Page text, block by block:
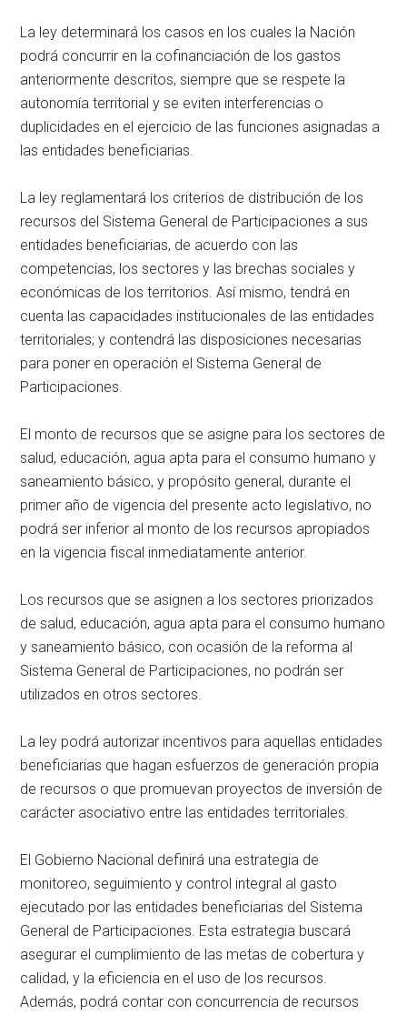
La ley determinará los casos en los cuales la Nación
podrá concurrir en la cofinanciación de los gastos
anteriormente descritos, siempre que se respete la
autonomía territorial y se eviten interferencias o
duplicidades en el ejercicio de las funciones asignadas a
las entidades beneficiarias.
La ley reglamentará los criterios de distribución de los
recursos del Sistema General de Participaciones a sus
entidades beneficiarias, de acuerdo con las
competencias, los sectores y las brechas sociales y
económicas de los territorios. Así mismo, tendrá en
cuenta las capacidades institucionales de las entidades
territoriales; y contendrá las disposiciones necesarias
para poner en operación el Sistema General de
Participaciones.
El monto de recursos que se asigne para los sectores de
salud, educación, agua apta para el consumo humano y
saneamiento básico, y propósito general, durante el
primer año de vigencia del presente acto legislativo, no
podrá ser inferior al monto de los recursos apropiados
en la vigencia fiscal inmediatamente anterior.
Los recursos que se asignen a los sectores priorizados
de salud, educación, agua apta para el consumo humano
y saneamiento básico, con ocasión de la reforma al
Sistema General de Participaciones, no podrán ser
utilizados en otros sectores.
La ley podrá autorizar incentivos para aquellas entidades
beneficiarias que hagan esfuerzos de generación propia
de recursos o que promuevan proyectos de inversión de
carácter asociativo entre las entidades territoriales.
El Gobierno Nacional definirá una estrategia de
monitoreo, seguimiento y control integral al gasto
ejecutado por las entidades beneficiarias del Sistema
General de Participaciones. Esta estrategia buscará
asegurar el cumplimiento de las metas de cobertura y
calidad, y la eficiencia en el uso de los recursos.
Además, podrá contar con concurrencia de recursos